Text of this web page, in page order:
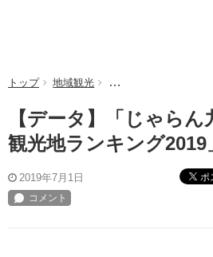
トップ 地域観光 【データ】「じゃら
【データ】「じゃら
観光地ランキング2019
2019年7月1日 ポ